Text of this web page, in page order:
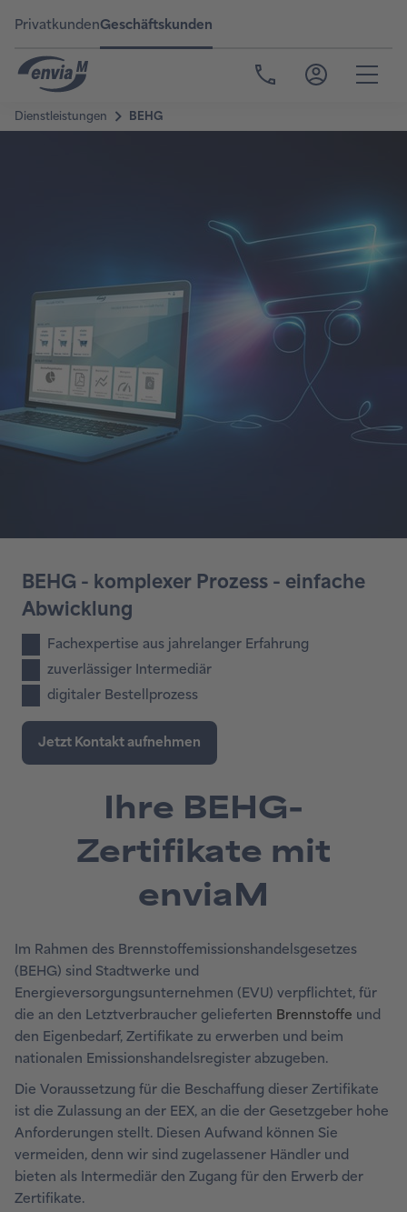
PrivatkundenGeschäftskunden
Ihre BEHG-
Zertifikate mit
enviaM
Im Rahmen des Brennstoffemissionshandelsgesetzes
(BEHG) sind Stadtwerke und
Energieversorgungsunternehmen (EVU) verpflichtet, für
die an den Letztverbraucher gelieferten Brennstoffe und
den Eigenbedarf, Zertifikate zu erwerben und beim
nationalen Emissionshandelsregister abzugeben.
Die Voraussetzung für die Beschaffung dieser Zertifikate
ist die Zulassung an der EEX, an die der Gesetzgeber hohe
Anforderungen stellt. Diesen Aufwand können Sie
vermeiden, denn wir sind zugelassener Händler und
bieten als Intermediär den Zugang für den Erwerb der
Zertifikate.